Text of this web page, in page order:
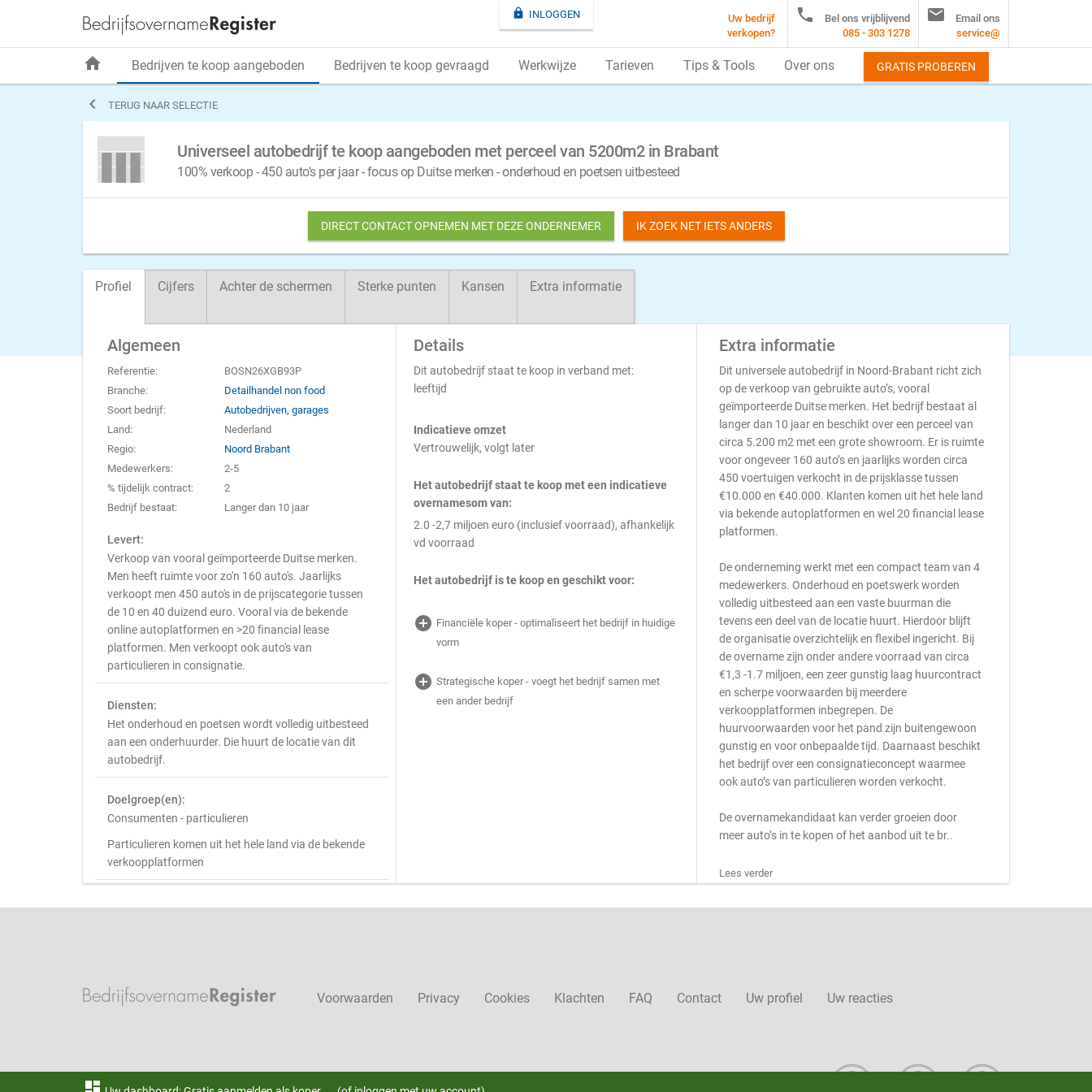
 TERUG NAAR SELECTIE
Universeel autobedrijf te koop aangeboden met perceel van 5200m2 in Brabant
100% verkoop - 450 auto's per jaar - focus op Duitse merken - onderhoud en poetsen uitbesteed
DIRECT CONTACT OPNEMEN MET DEZE ONDERNEMER IK ZOEK NET IETS ANDERS
Profiel Cijfers Achter de schermen Sterke punten Kansen Extra informatie
Algemeen
Referentie:
BOSN26XGB93P
Branche:
Detailhandel non food
Soort bedrijf:
Autobedrijven, garages
Land:
Nederland
Regio:
Noord Brabant
Medewerkers:
2-5
% tijdelijk contract:
2
Bedrijf bestaat:
Langer dan 10 jaar
Levert:
Verkoop van vooral geïmporteerde Duitse merken.
Men heeft ruimte voor zo'n 160 auto's. Jaarlijks
verkoopt men 450 auto's in de prijscategorie tussen
de 10 en 40 duizend euro. Vooral via de bekende
online autoplatformen en >20 financial lease
platformen. Men verkoopt ook auto's van
particulieren in consignatie.
Diensten:
Het onderhoud en poetsen wordt volledig uitbesteed
aan een onderhuurder. Die huurt de locatie van dit
autobedrijf.
Doelgroep(en):
Consumenten - particulieren
Particulieren komen uit het hele land via de bekende
verkoopplatformen
Details
Dit autobedrijf staat te koop in verband met:
leeftijd
Indicatieve omzet
Vertrouwelijk, volgt later
Het autobedrijf staat te koop met een indicatieve
overnamesom van:
2.0 -2,7 miljoen euro (inclusief voorraad), afhankelijk
vd voorraad
Het autobedrijf is te koop en geschikt voor:
add_circle Financiële koper - optimaliseert het bedrijf in huidige
vorm
add_circle Strategische koper - voegt het bedrijf samen met
een ander bedrijf
Extra informatie
Dit universele autobedrijf in Noord-Brabant richt zich
op de verkoop van gebruikte auto’s, vooral
geïmporteerde Duitse merken. Het bedrijf bestaat al
langer dan 10 jaar en beschikt over een perceel van
circa 5.200 m2 met een grote showroom. Er is ruimte
voor ongeveer 160 auto’s en jaarlijks worden circa
450 voertuigen verkocht in de prijsklasse tussen
€10.000 en €40.000. Klanten komen uit het hele land
via bekende autoplatformen en wel 20 financial lease
platformen.
De onderneming werkt met een compact team van 4
medewerkers. Onderhoud en poetswerk worden
volledig uitbesteed aan een vaste buurman die
tevens een deel van de locatie huurt. Hierdoor blijft
de organisatie overzichtelijk en flexibel ingericht. Bij
de overname zijn onder andere voorraad van circa
€1,3 -1.7 miljoen, een zeer gunstig laag huurcontract
en scherpe voorwaarden bij meerdere
verkoopplatformen inbegrepen. De
huurvoorwaarden voor het pand zijn buitengewoon
gunstig en voor onbepaalde tijd. Daarnaast beschikt
het bedrijf over een consignatieconcept waarmee
ook auto’s van particulieren worden verkocht.
De overnamekandidaat kan verder groeien door
meer auto’s in te kopen of het aanbod uit te br..
Lees verder
 INLOGGEN
Uw bedrijf
verkopen?

Bel ons vrijblijvend
085 - 303 1278

Email ons
service@
home Bedrijven te koop aangeboden Bedrijven te koop gevraagd Werkwijze Tarieven Tips & Tools Over ons GRATIS PROBEREN
dashboard
Voorwaarden Privacy Cookies Klachten FAQ Contact Uw profiel Uw reacties